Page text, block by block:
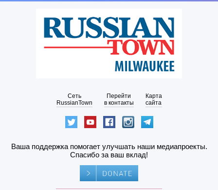
Сеть
RussianTown
Перейти
в контакты
Карта
сайта
Ваша поддержка помогает улучшать наши медиапроекты.
Спасибо за ваш вклад!